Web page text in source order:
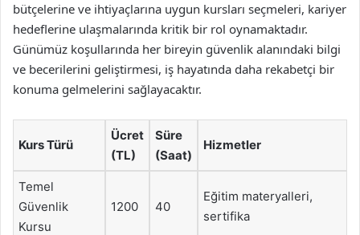
bütçelerine ve ihtiyaçlarına uygun kursları seçmeleri, kariyer
hedeflerine ulaşmalarında kritik bir rol oynamaktadır.
Günümüz koşullarında her bireyin güvenlik alanındaki bilgi
ve becerilerini geliştirmesi, iş hayatında daha rekabetçi bir
konuma gelmelerini sağlayacaktır.
Kurs Türü
Ücret
(TL)
Süre
(Saat)
Hizmetler
Temel
Güvenlik
Kursu
1200 40
Eğitim materyalleri,
sertifika